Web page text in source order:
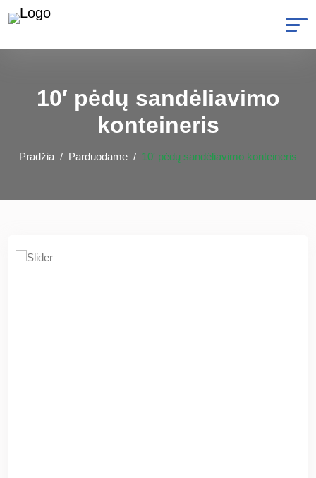
10′ pėdų sandėliavimo
konteineris
Pradžia Parduodame 10′ pėdų sandėliavimo konteineris